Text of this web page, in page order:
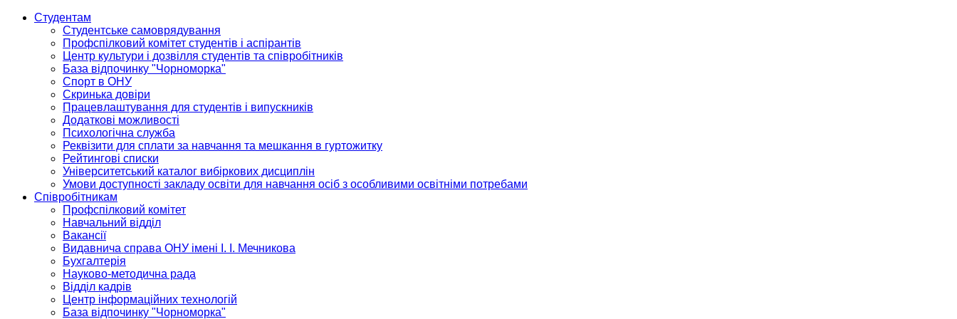
Студентам
Студентське самоврядування
Профспілковий комітет студентів і аспірантів
Центр культури і дозвілля студентів та співробітників
База відпочинку "Чорноморка"
Спорт в ОНУ
Скринька довіри
Працевлаштування для студентів і випускників
Додаткові можливості
Психологічна служба
Реквізити для сплати за навчання та мешкання в гуртожитку
Рейтингові списки
Університетський каталог вибіркових дисциплін
Умови доступності закладу освіти для навчання осіб з особливими освітніми потребами
Співробітникам
Профспілковий комітет
Навчальний відділ
Вакансії
Видавнича справа ОНУ імені І. І. Мечникова
Бухгалтерія
Науково-методична рада
Відділ кадрів
Центр інформаційних технологій
База відпочинку "Чорноморка"